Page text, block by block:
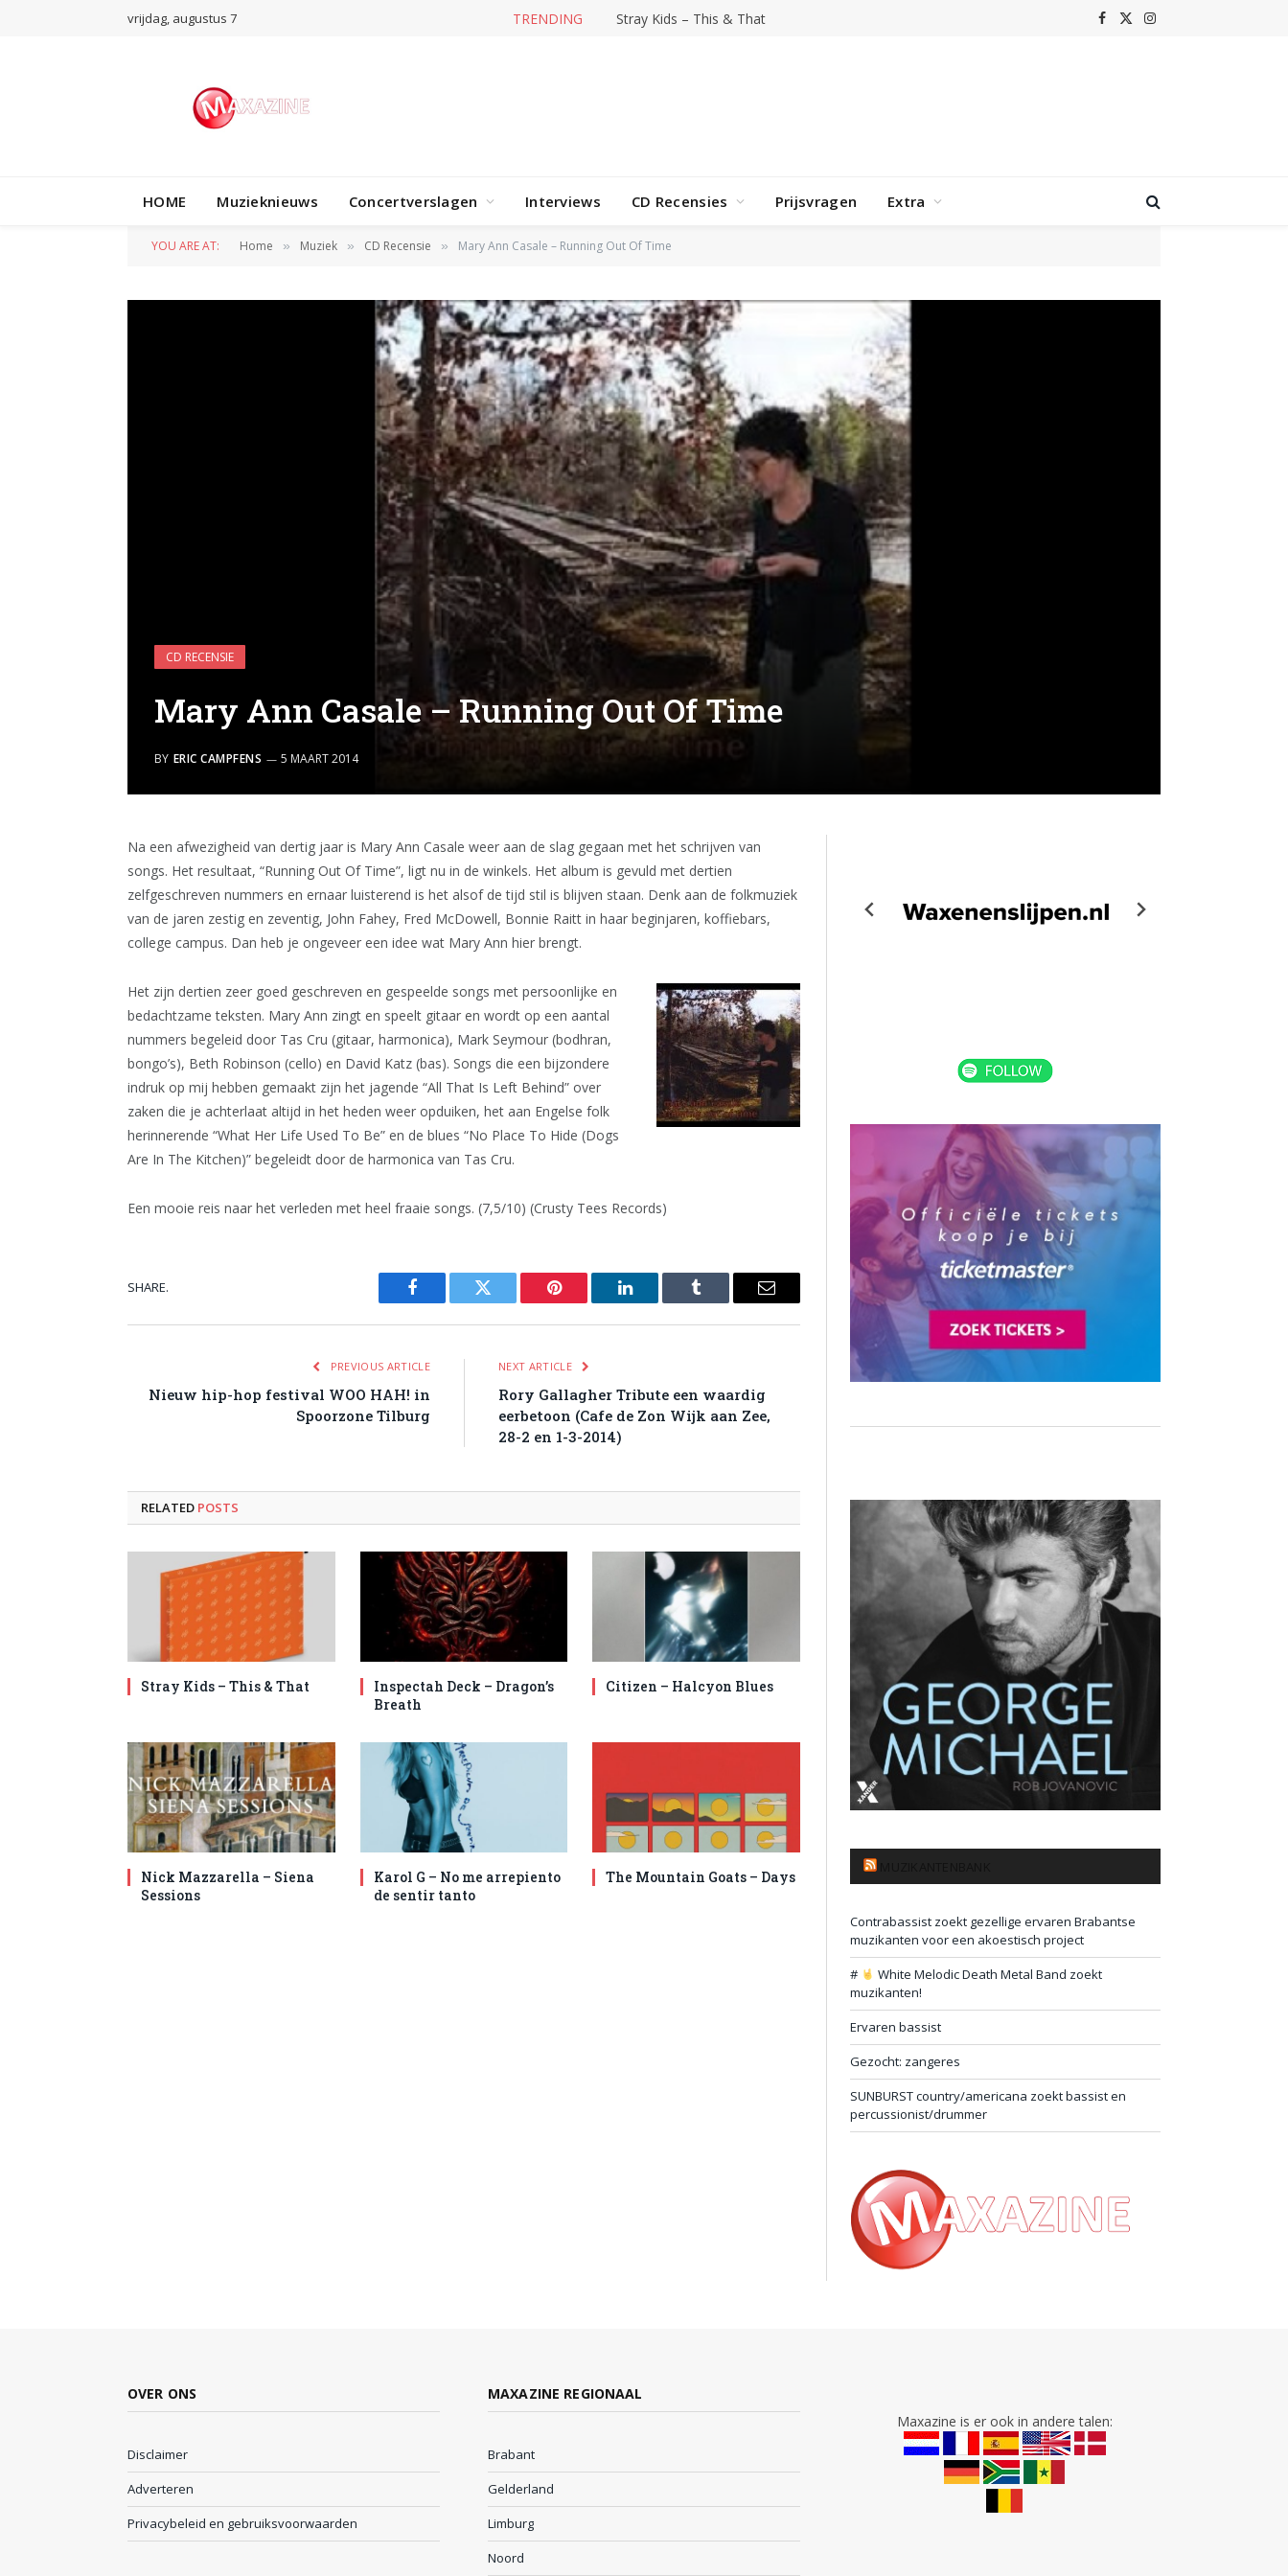
vrijdag, augustus 7 TRENDING Stray Kids – This & That Facebook
X
Instagram
HOME Muzieknieuws Concertverslagen Interviews CD Recensies Prijsvragen Extra
YOU ARE AT: Home » Muziek » CD Recensie » Mary Ann Casale – Running Out Of Time
CD RECENSIE
Mary Ann Casale – Running Out Of Time
BY ERIC CAMPFENS 5 MAART 2014
Na een afwezigheid van dertig jaar is Mary Ann Casale weer aan de slag gegaan met het schrijven van
songs. Het resultaat, “Running Out Of Time”, ligt nu in de winkels. Het album is gevuld met dertien
zelfgeschreven nummers en ernaar luisterend is het alsof de tijd stil is blijven staan. Denk aan de folkmuziek
van de jaren zestig en zeventig, John Fahey, Fred McDowell, Bonnie Raitt in haar beginjaren, koffiebars,
college campus. Dan heb je ongeveer een idee wat Mary Ann hier brengt.
Het zijn dertien zeer goed geschreven en gespeelde songs met persoonlijke en
bedachtzame teksten. Mary Ann zingt en speelt gitaar en wordt op een aantal
nummers begeleid door Tas Cru (gitaar, harmonica), Mark Seymour (bodhran,
bongo’s), Beth Robinson (cello) en David Katz (bas). Songs die een bijzondere
indruk op mij hebben gemaakt zijn het jagende “All That Is Left Behind” over
zaken die je achterlaat altijd in het heden weer opduiken, het aan Engelse folk
herinnerende “What Her Life Used To Be” en de blues “No Place To Hide (Dogs
Are In The Kitchen)” begeleidt door de harmonica van Tas Cru.
Een mooie reis naar het verleden met heel fraaie songs. (7,5/10) (Crusty Tees Records)
SHARE.
Facebook Twitter Pinterest LinkedIn Tumblr Email
PREVIOUS ARTICLE
Nieuw hip-hop festival WOO HAH! in
Spoorzone Tilburg
NEXT ARTICLE
Rory Gallagher Tribute een waardig
eerbetoon (Cafe de Zon Wijk aan Zee,
28-2 en 1-3-2014)
RELATED POSTS
Stray Kids – This & That
Inspectah Deck – Dragon’s
Breath
Citizen – Halcyon Blues
Nick Mazzarella – Siena
Sessions
Karol G – No me arrepiento
de sentir tanto
The Mountain Goats – Days
Contrabassist zoekt gezellige ervaren Brabantse
muzikanten voor een akoestisch project
#
White Melodic Death Metal Band zoekt
muzikanten!
Ervaren bassist
Gezocht: zangeres
SUNBURST country/americana zoekt bassist en
percussionist/drummer
OVER ONS
Disclaimer
Adverteren
Privacybeleid en gebruiksvoorwaarden
MAXAZINE REGIONAAL
Brabant
Gelderland
Limburg
Noord
Maxazine is er ook in andere talen: